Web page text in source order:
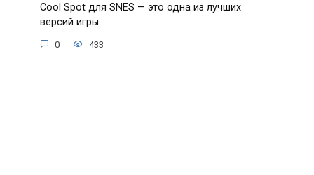
Cool Spot для SNES — это одна из лучших
версий игры
0 433